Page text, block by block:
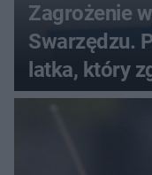
Zagrożenie
Swarzędzu.
latka, który
aucie